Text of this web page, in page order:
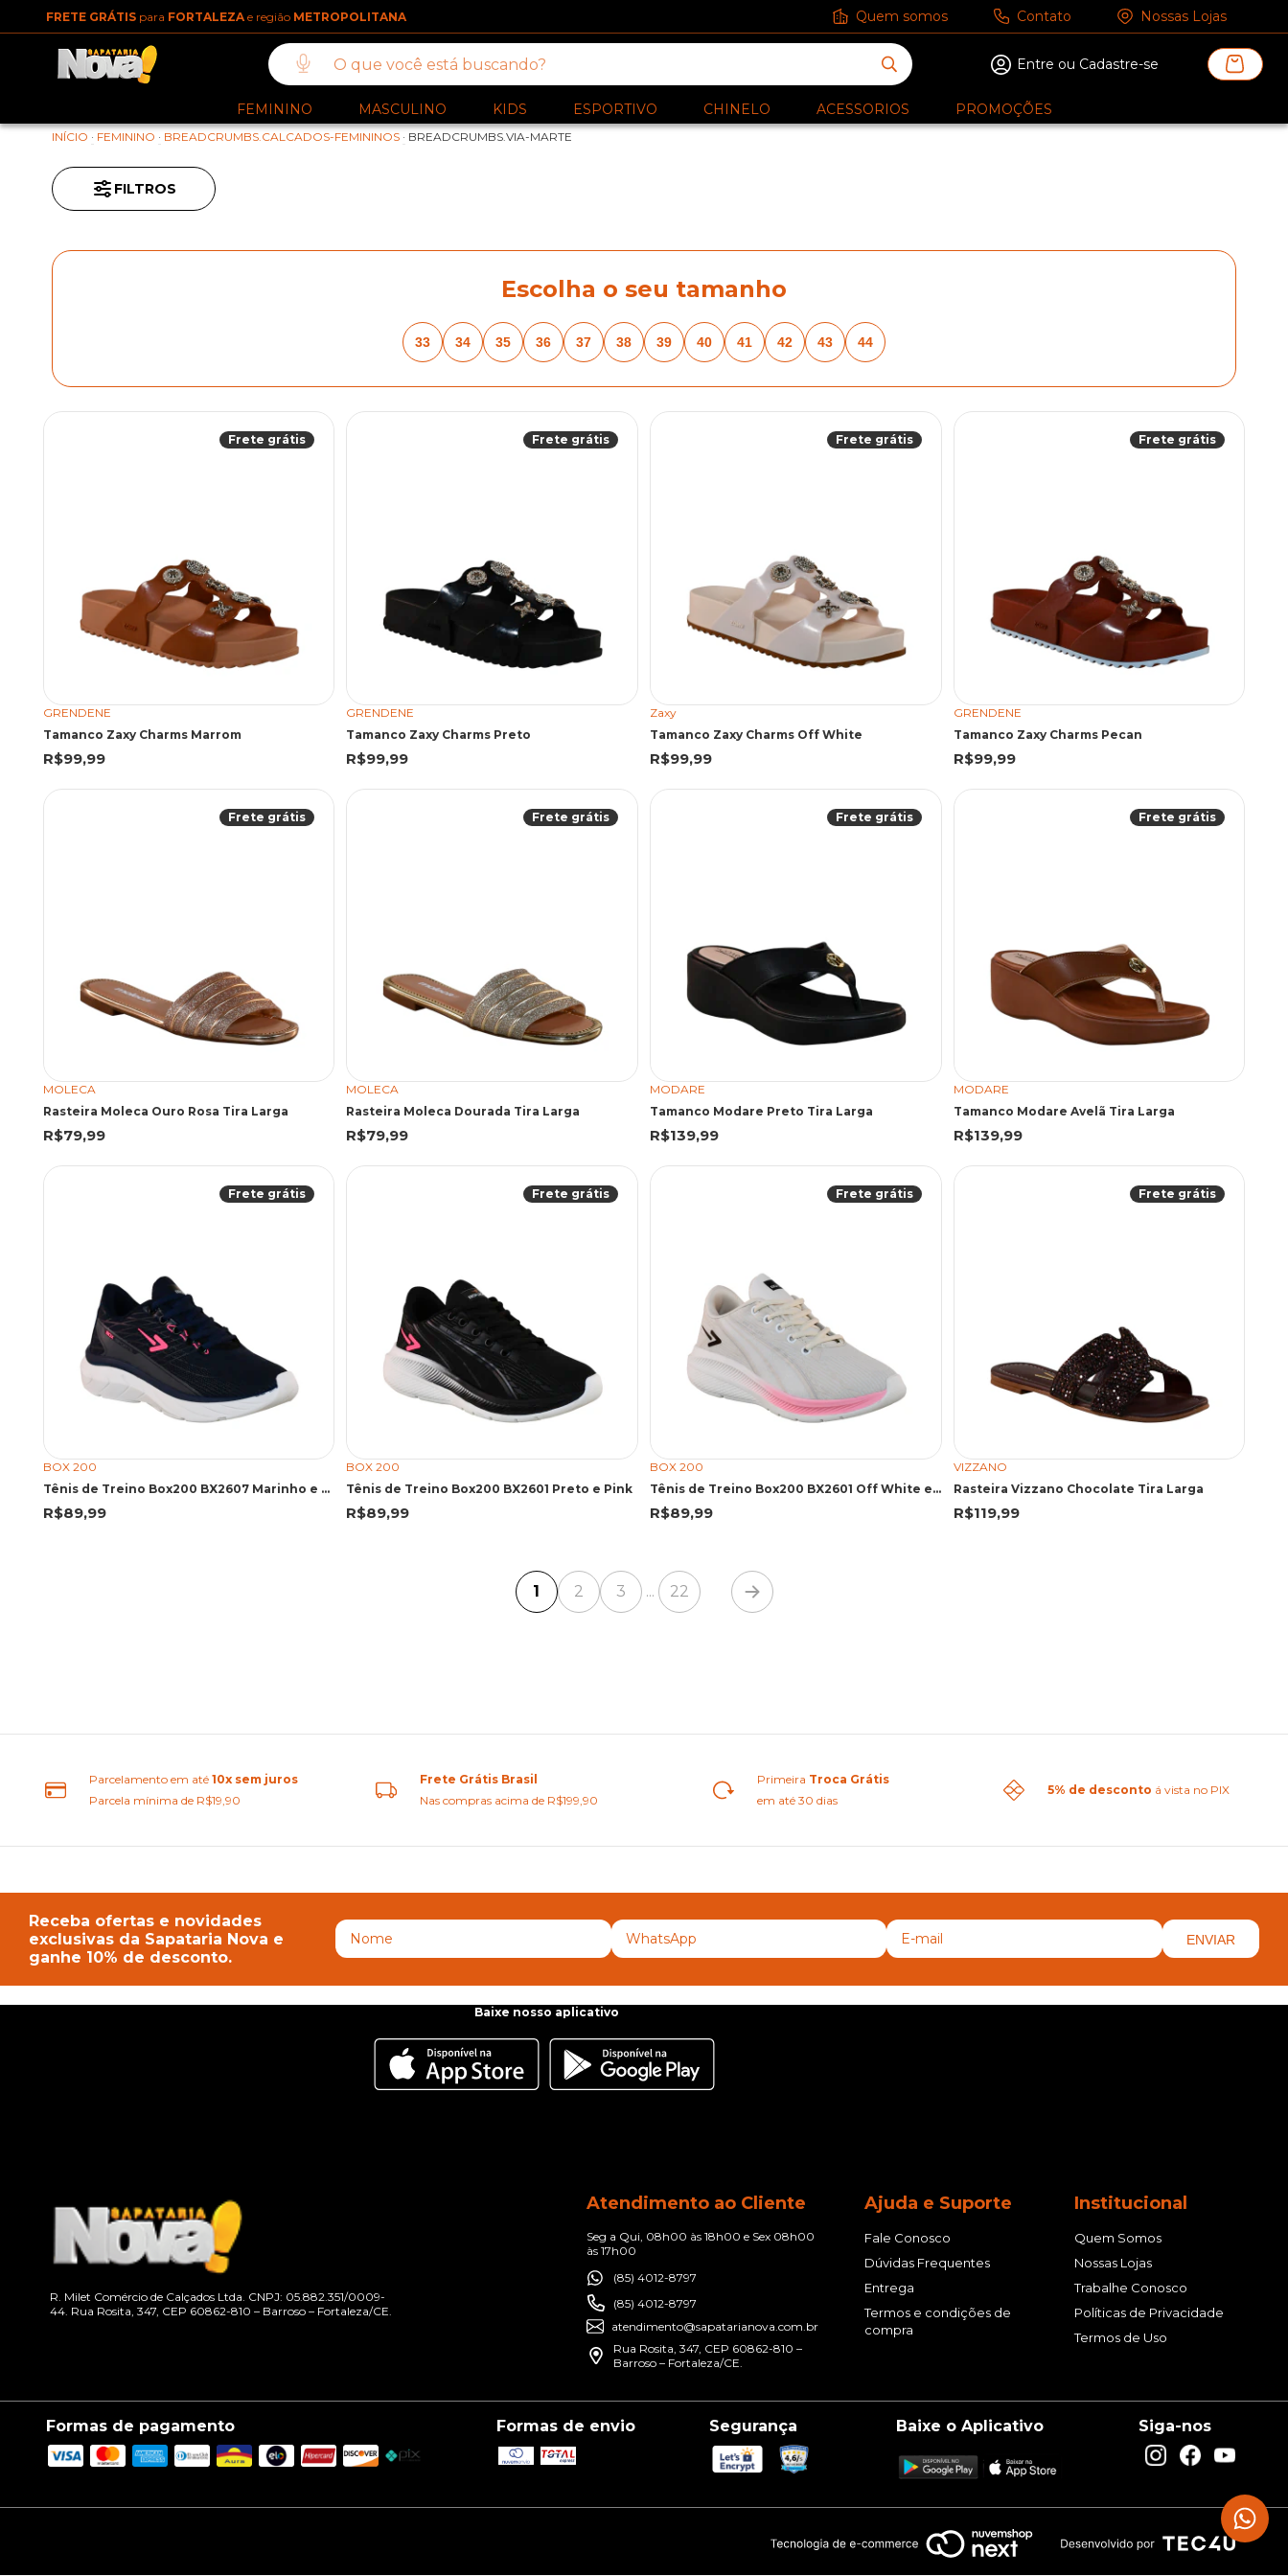
FRETE GRÁTIS para FORTALEZA e região METROPOLITANA Quem somos Contato Nossas Lojas
Entre ou Cadastre-se
FEMININO MASCULINO KIDS ESPORTIVO CHINELO ACESSORIOS PROMOÇÕES
INÍCIO · FEMININO · BREADCRUMBS.CALCADOS-FEMININOS · BREADCRUMBS.VIA-MARTE
FILTROS
Escolha o seu tamanho
33 34 35 36 37 38 39 40 41 42 43 44
Frete grátis
GRENDENE
Tamanco Zaxy Charms Marrom
R$99,99
Frete grátis
GRENDENE
Tamanco Zaxy Charms Preto
R$99,99
Frete grátis
Zaxy
Tamanco Zaxy Charms Off White
R$99,99
Frete grátis
GRENDENE
Tamanco Zaxy Charms Pecan
R$99,99
Frete grátis
MOLECA
Rasteira Moleca Ouro Rosa Tira Larga
R$79,99
Frete grátis
MOLECA
Rasteira Moleca Dourada Tira Larga
R$79,99
Frete grátis
MODARE
Tamanco Modare Preto Tira Larga
R$139,99
Frete grátis
MODARE
Tamanco Modare Avelã Tira Larga
R$139,99
Frete grátis
BOX 200
Tênis de Treino Box200 BX2607 Marinho e Pink
R$89,99
Frete grátis
BOX 200
Tênis de Treino Box200 BX2601 Preto e Pink
R$89,99
Frete grátis
BOX 200
Tênis de Treino Box200 BX2601 Off White e Pink
R$89,99
Frete grátis
VIZZANO
Rasteira Vizzano Chocolate Tira Larga
R$119,99
1 2 3 ... 22
Parcelamento em até10x sem juros
Parcela mínima de R$19,90
Frete Grátis Brasil
Nas compras acima de R$199,90
Primeira Troca Grátis
em até 30 dias
5% de desconto á vista no PIX
Receba ofertas e novidades
exclusivas da Sapataria Nova e
ganhe 10% de desconto.
ENVIAR
Baixe nosso aplicativo
R. Milet Comércio de Calçados Ltda. CNPJ: 05.882.351/0009-
44. Rua Rosita, 347, CEP 60862-810 – Barroso – Fortaleza/CE.
Atendimento ao Cliente
Seg a Qui, 08h00 às 18h00 e Sex 08h00
às 17h00
(85) 4012-8797
(85) 4012-8797
atendimento@sapatarianova.com.br
Rua Rosita, 347, CEP 60862-810 –
Barroso – Fortaleza/CE.
Ajuda e Suporte
Fale Conosco
Dúvidas Frequentes
Entrega
Termos e condições de
compra
Institucional
Quem Somos
Nossas Lojas
Trabalhe Conosco
Políticas de Privacidade
Termos de Uso
Formas de pagamento Formas de envio Segurança Baixe o Aplicativo Siga-nos